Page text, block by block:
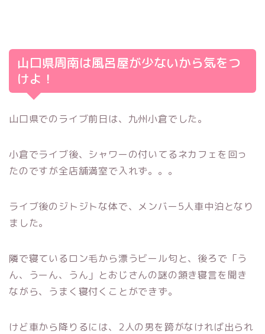
山口県周南は風呂屋が少ないから気をつ
けよ！
山口県でのライブ前日は、九州小倉でした。
小倉でライブ後、シャワーの付いてるネカフェを回っ
たのですが全店舗満室で入れず。。。
ライブ後のジトジトな体で、メンバー5人車中泊となり
ました。
隣で寝ているロン毛から漂うビール匂と、後ろで「う
ん、うーん、うん」とおじさんの謎の頷き寝言を聞き
ながら、うまく寝付くことができず。
けど車から降りるには、2人の男を跨がなければ出られ